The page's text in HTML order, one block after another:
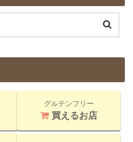
グルテンフリー
買えるお店